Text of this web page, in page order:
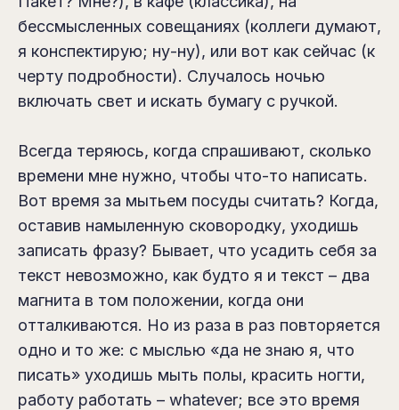
бессмысленных совещаниях (коллеги думают,
я конспектирую; ну-ну), или вот как сейчас (к
черту подробности). Случалось ночью
включать свет и искать бумагу с ручкой.
Всегда теряюсь, когда спрашивают, сколько
времени мне нужно, чтобы что-то написать.
Вот время за мытьем посуды считать? Когда,
оставив намыленную сковородку, уходишь
записать фразу? Бывает, что усадить себя за
текст невозможно, как будто я и текст – два
магнита в том положении, когда они
отталкиваются. Но из раза в раз повторяется
одно и то же: с мыслью «да не знаю я, что
писать» уходишь мыть полы, красить ногти,
работу работать – whatever; все это время